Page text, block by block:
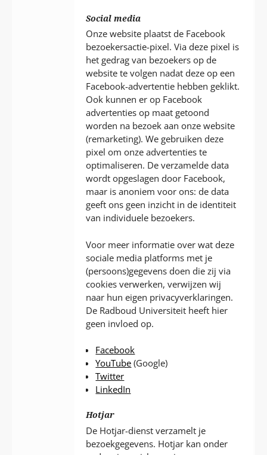
Social media
Onze website plaatst de Facebook
bezoekersactie-pixel. Via deze pixel is
het gedrag van bezoekers op de
website te volgen nadat deze op een
Facebook-advertentie hebben geklikt.
Ook kunnen er op Facebook
advertenties op maat getoond
worden na bezoek aan onze website
(remarketing). We gebruiken deze
pixel om onze advertenties te
optimaliseren. De verzamelde data
wordt opgeslagen door Facebook,
maar is anoniem voor ons: de data
geeft ons geen inzicht in de identiteit
van individuele bezoekers.
Voor meer informatie over wat deze
sociale media platforms met je
(persoons)gegevens doen die zij via
cookies verwerken, verwijzen wij
naar hun eigen privacyverklaringen.
De Radboud Universiteit heeft hier
geen invloed op.
Facebook
YouTube (Google)
Twitter
LinkedIn
Hotjar
De Hotjar-dienst verzamelt je
bezoekgegevens. Hotjar kan onder